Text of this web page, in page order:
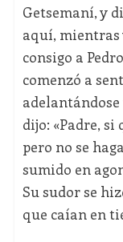
Getsemaní, y
aquí, mientras
consigo a
comenzó a
dijo: «Padre,
pero no se
sumido en
Su sudor se
que caían en